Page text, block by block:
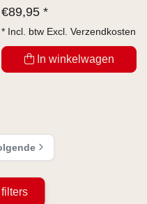
€89,95 *
* Incl. btw Excl. Verzendkosten
In winkelwagen